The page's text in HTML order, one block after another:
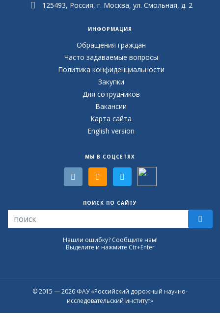
125493, Россия, г. Москва, ул. Смольная, д. 2
ИНФОРМАЦИЯ
Обращения граждан
Часто задаваемые вопросы
Политика конфиденциальности
Закупки
Для сотрудников
Вакансии
Карта сайта
English version
МЫ В СОЦСЕТЯХ
ПОИСК ПО САЙТУ
Нашли ошибку? Сообщите нам!
Выделите и нажмите Ctr+Enter
© 2015 — 2026 ФАУ «Российский дорожный научно-
исследовательский институт»